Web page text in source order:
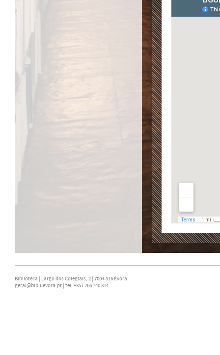
Biblioteca | Largo dos Colegiais, 2 | 7004-516 Évora
geral@bib.uevora.pt | tel. +351 266 740 814